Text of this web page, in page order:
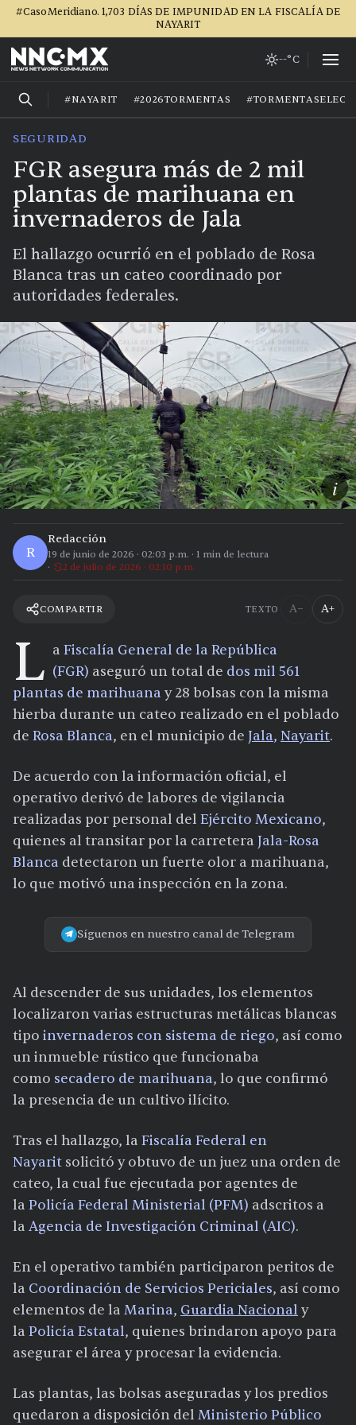
#CasoMeridiano. 1,703 DÍAS DE IMPUNIDAD EN LA FISCALÍA DE
NAYARIT
--°C
#NAYARIT #2026TORMENTAS
SEGURIDAD
FGR asegura más de 2 mil
plantas de marihuana en
invernaderos de Jala
El hallazgo ocurrió en el poblado de Rosa
Blanca tras un cateo coordinado por
autoridades federales.
i
R
Redacción
19 de junio de 2026 · 02:03 p.m. · 1 min de lectura
2 de julio de 2026 · 02:10 p.m.
COMPARTIR TEXTO A− A+
L a Fiscalía General de la República
(FGR) aseguró un total de dos mil 561
plantas de marihuana y 28 bolsas con la misma
hierba durante un cateo realizado en el poblado
de Rosa Blanca, en el municipio de Jala, Nayarit.
De acuerdo con la información oficial, el
operativo derivó de labores de vigilancia
realizadas por personal del Ejército Mexicano,
quienes al transitar por la carretera Jala-Rosa
Blanca detectaron un fuerte olor a marihuana,
lo que motivó una inspección en la zona.
Síguenos en nuestro canal de Telegram
Al descender de sus unidades, los elementos
localizaron varias estructuras metálicas blancas
tipo invernaderos con sistema de riego, así como
un inmueble rústico que funcionaba
como secadero de marihuana, lo que confirmó
la presencia de un cultivo ilícito.
Tras el hallazgo, la Fiscalía Federal en
Nayarit solicitó y obtuvo de un juez una orden de
cateo, la cual fue ejecutada por agentes de
la Policía Federal Ministerial (PFM) adscritos a
la Agencia de Investigación Criminal (AIC).
En el operativo también participaron peritos de
la Coordinación de Servicios Periciales, así como
elementos de la Marina, Guardia Nacional y
la Policía Estatal, quienes brindaron apoyo para
asegurar el área y procesar la evidencia.
Las plantas, las bolsas aseguradas y los predios
quedaron a disposición del Ministerio Público